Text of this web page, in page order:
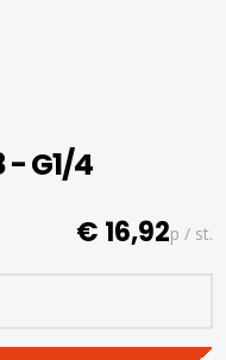
- G1/4
€ 16,92p / st.